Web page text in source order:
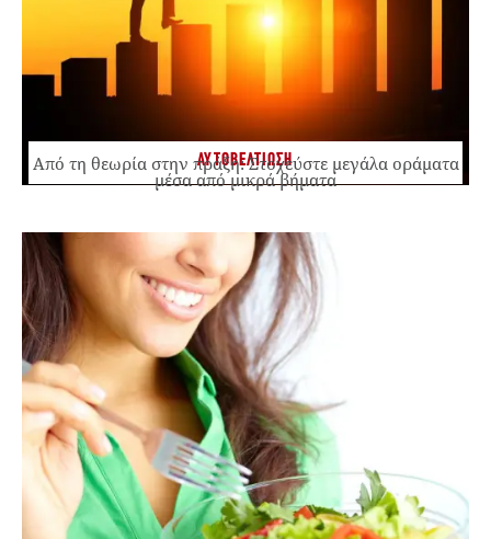
ΑΥΤΟΒΕΛΤΙΩΣΗ
Από τη θεωρία στην πράξη: Στοχεύστε μεγάλα οράματα
μέσα από μικρά βήματα